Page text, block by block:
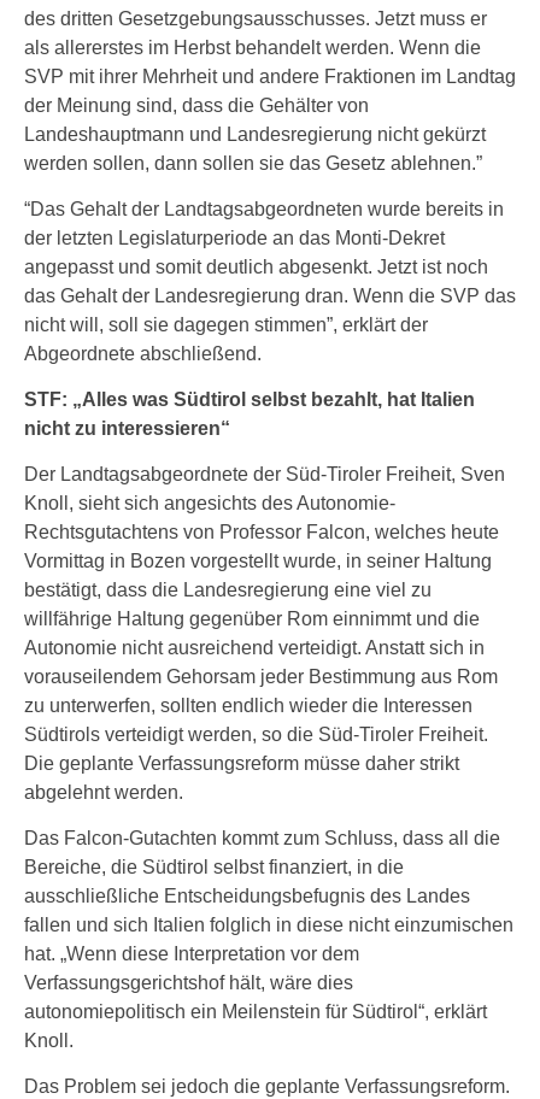
des dritten Gesetzgebungsausschusses. Jetzt muss er
als allererstes im Herbst behandelt werden. Wenn die
SVP mit ihrer Mehrheit und andere Fraktionen im Landtag
der Meinung sind, dass die Gehälter von
Landeshauptmann und Landesregierung nicht gekürzt
werden sollen, dann sollen sie das Gesetz ablehnen.”
“Das Gehalt der Landtagsabgeordneten wurde bereits in
der letzten Legislaturperiode an das Monti-Dekret
angepasst und somit deutlich abgesenkt. Jetzt ist noch
das Gehalt der Landesregierung dran. Wenn die SVP das
nicht will, soll sie dagegen stimmen”, erklärt der
Abgeordnete abschließend.
STF: „Alles was Südtirol selbst bezahlt, hat Italien
nicht zu interessieren“
Der Landtagsabgeordnete der Süd-Tiroler Freiheit, Sven
Knoll, sieht sich angesichts des Autonomie-
Rechtsgutachtens von Professor Falcon, welches heute
Vormittag in Bozen vorgestellt wurde, in seiner Haltung
bestätigt, dass die Landesregierung eine viel zu
willfährige Haltung gegenüber Rom einnimmt und die
Autonomie nicht ausreichend verteidigt. Anstatt sich in
vorauseilendem Gehorsam jeder Bestimmung aus Rom
zu unterwerfen, sollten endlich wieder die Interessen
Südtirols verteidigt werden, so die Süd-Tiroler Freiheit.
Die geplante Verfassungsreform müsse daher strikt
abgelehnt werden.
Das Falcon-Gutachten kommt zum Schluss, dass all die
Bereiche, die Südtirol selbst finanziert, in die
ausschließliche Entscheidungsbefugnis des Landes
fallen und sich Italien folglich in diese nicht einzumischen
hat. „Wenn diese Interpretation vor dem
Verfassungsgerichtshof hält, wäre dies
autonomiepolitisch ein Meilenstein für Südtirol“, erklärt
Knoll.
Das Problem sei jedoch die geplante Verfassungsreform.